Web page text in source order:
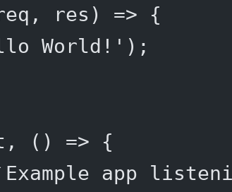
, res ) => {
World!' );
() => {
app